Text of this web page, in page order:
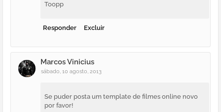
Toopp
Responder Excluir
Marcos Vinicius
sábado, 10 agosto, 2013
Se puder posta um template de filmes online novo
por favor!